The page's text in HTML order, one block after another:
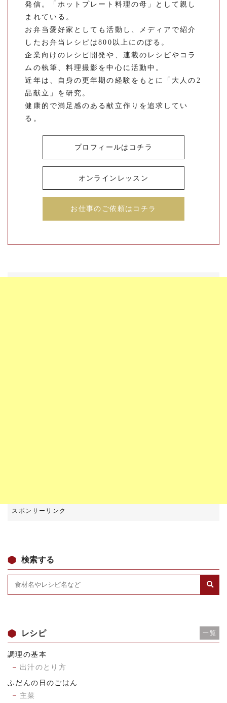
発信。「ホットプレート料理の母」として親し
まれている。
お弁当愛好家としても活動し、メディアで紹介
したお弁当レシピは800以上にのぼる。
企業向けのレシピ開発や、連載のレシピやコラ
ムの執筆、料理撮影を中心に活動中。
近年は、自身の更年期の経験をもとに「大人の2
品献立」を研究。
健康的で満足感のある献立作りを追求してい
る。
プロフィールはコチラ
オンラインレッスン
お仕事のご依頼はコチラ
検索する
レシピ 一覧
調理の基本
出汁のとり方
ふだんの日のごはん
主菜